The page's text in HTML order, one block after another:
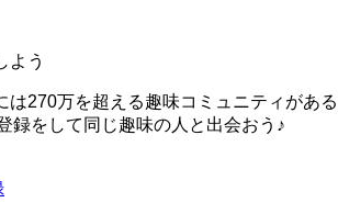
よう
は270万を超える趣味コミュニティがある
録をして同じ趣味の人と出会おう♪